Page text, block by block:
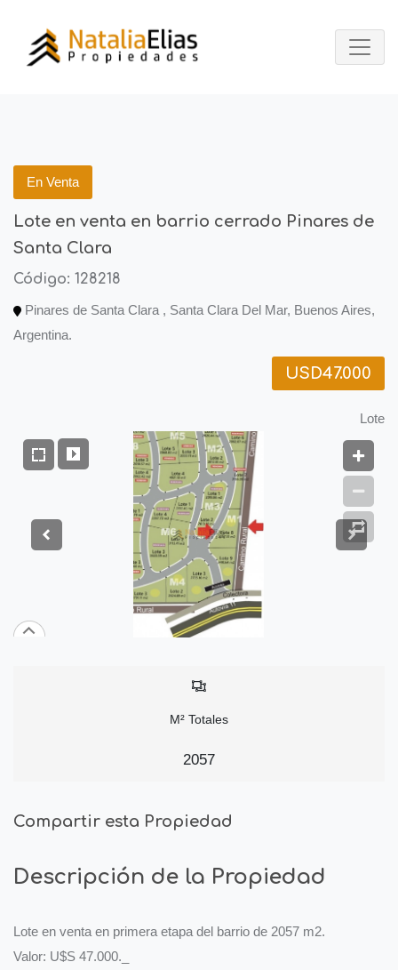
En Venta
Lote en venta en barrio cerrado Pinares de
Santa Clara
Código: 128218
Pinares de Santa Clara , Santa Clara Del Mar, Buenos Aires,
Argentina.
USD47.000
Lote
M² Totales
2057
Compartir esta Propiedad
Descripción de la Propiedad
Lote en venta en primera etapa del barrio de 2057 m2.
Valor: U$S 47.000._